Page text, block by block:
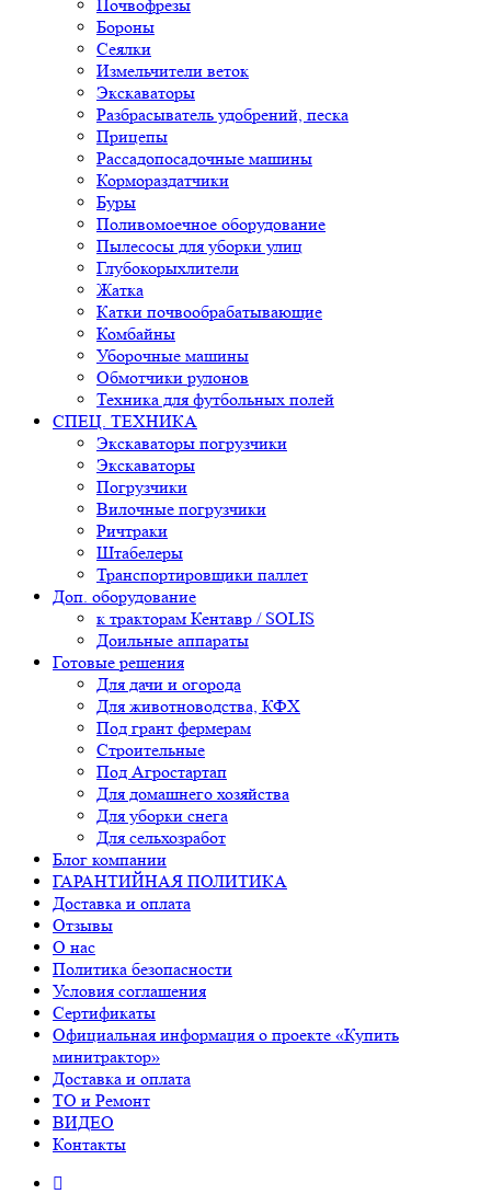
Почвофрезы
Бороны
Сеялки
Измельчители веток
Экскаваторы
Разбрасыватель удобрений, песка
Прицепы
Рассадопосадочные машины
Кормораздатчики
Буры
Поливомоечное оборудование
Пылесосы для уборки улиц
Глубокорыхлители
Жатка
Катки почвообрабатывающие
Комбайны
Уборочные машины
Обмотчики рулонов
Техника для футбольных полей
СПЕЦ. ТЕХНИКА
Экскаваторы погрузчики
Экскаваторы
Погрузчики
Вилочные погрузчики
Ричтраки
Штабелеры
Транспортировщики паллет
Доп. оборудование
к тракторам Кентавр / SOLIS
Доильные аппараты
Готовые решения
Для дачи и огорода
Для животноводства, КФХ
Под грант фермерам
Строительные
Под Агростартап
Для домашнего хозяйства
Для уборки снега
Для сельхозработ
Блог компании
ГАРАНТИЙНАЯ ПОЛИТИКА
Доставка и оплата
Отзывы
О нас
Политика безопасности
Условия соглашения
Сертификаты
Официальная информация о проекте «Купить
минитрактор»
Доставка и оплата
ТО и Ремонт
ВИДЕО
Контакты